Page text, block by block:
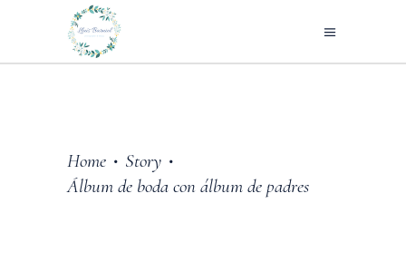
Home • Story •
Álbum de boda con álbum de padres